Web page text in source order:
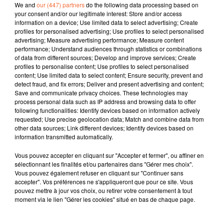
Présenté par Dominique Cadu et David Puaud
FOOTBALL
En National 3, la Chataigneraie a été battu 3-1 malgré
un but de Pierre Grellier... Pierre qui sera avec nous
dans qq instants
En Régional 1, réactions après le derby Bressuire-
Parthenay qui a vu le FCB s'imposé difficilement 1-0
En Régional 2, Cerizay a confirmé son bon début de
saison.
Et puis coup de projecteur sur le club de Clazay Bocage
qui évolue en Dépratemental 2.
avec des réactions de Cholet Basket qui jouait son
dernier match amical ce samedi et qui signe une
victoire face à Limoges.
We and our (447) partnersdo the following data processing based on
your consent and/or our legitimate interest: Store and/or access
information on a device; Use limited data to select advertising; Create
profiles for personalised advertising; Use profiles to select personalised
advertising; Measure advertising performance; Measure content
performance; Understand audiences through statistics or combinations
of data from different sources; Develop and improve services; Create
profiles to personalise content; Use profiles to select personalised
content; Use limited data to select content; Ensure security, prevent and
detect fraud, and fix errors; Deliver and present advertising and content;
Save and communicate privacy choices. These technologies may
process personal data such as IP address and browsing data to offer
following functionalities: Identify devices based on information actively
requested; Use precise geolocation data; Match and combine data from
other data sources; Link different devices; Identify devices based on
information transmitted automatically.
Vous pouvez accepter en cliquant sur "Accepter et fermer", ou affiner en
sélectionnant les finalités et/ou partenaires dans "Gérer mes choix".
Vous pouvez également refuser en cliquant sur "Continuer sans
accepter". Vos préférences ne s'appliqueront que pour ce site. Vous
pouvez mettre à jour vos choix, ou retirer votre consentement à tout
moment via le lien "Gérer les cookies" situé en bas de chaque page.